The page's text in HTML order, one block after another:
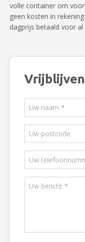
volle container om
geen kosten in
dagprijs betaald voor